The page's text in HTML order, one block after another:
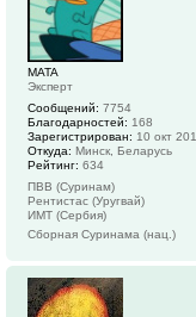
MATA
Эксперт
Сообщений: 7754
Благодарностей: 168
Зарегистрирован: 10 окт
Откуда: Минск, Беларусь
Рейтинг: 634
ПВВ (Суринам)
Рентистас (Уругвай)
ИМТ (Сербия)
Сборная Суринама (нац.)